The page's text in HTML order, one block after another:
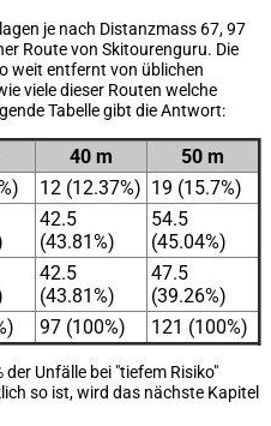
je nach Distanzmass 67, 97
Route von Skitourenguru. Die
weit entfernt von üblichen
viele dieser Routen welche
Tabelle gibt die Antwort:
40 m
50 m
12 (12.37%) 19 (15.7%)
42.5
(43.81%)
54.5
(45.04%)
42.5
(43.81%)
47.5
(39.26%)
97 (100%) 121 (100%)
Unfälle bei "tiefem Risiko"
so ist, wird das nächste Kapitel